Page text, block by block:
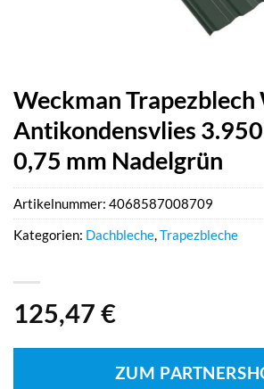
Weckman
Antikondensvlies
0,75 mm Nadelgrün
125,47 €
ZUM
Artikelnummer: 4068587008709
Kategorien: Dachbleche,Trapezbleche